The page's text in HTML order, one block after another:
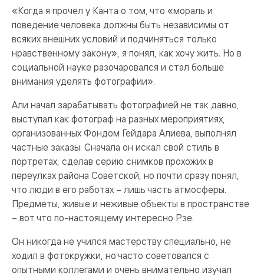
«Когда я прочел у Канта о том, что «мораль и
поведение человека должны быть независимы от
всяких внешних условий и подчиняться только
нравственному закону», я понял, как хочу жить. Но в
социальной науке разочаровался и стал больше
внимания уделять фотографии».
Али начал зарабатывать фотографией не так давно,
выступал как фотограф на разных мероприятиях,
организованных Фондом Гейдара Алиева, выполнял
частные заказы. Сначала он искал свой стиль в
портретах, сделав серию снимков прохожих в
переулках района Советской, но почти сразу понял,
что люди в его работах – лишь часть атмосферы.
Предметы, живые и неживые объекты в пространстве
– вот что по-настоящему интересно Рзе.
Он никогда не учился мастерству специально, не
ходил в фотокружки, но часто советовался с
опытными коллегами и очень внимательно изучал